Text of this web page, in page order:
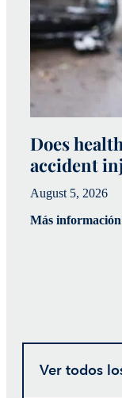
Does
accident
August 5, 2026
Más
Ver todos